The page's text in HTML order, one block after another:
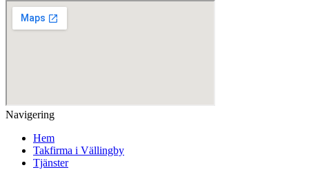
Navigering
Hem
Takfirma i Vällingby
Tjänster